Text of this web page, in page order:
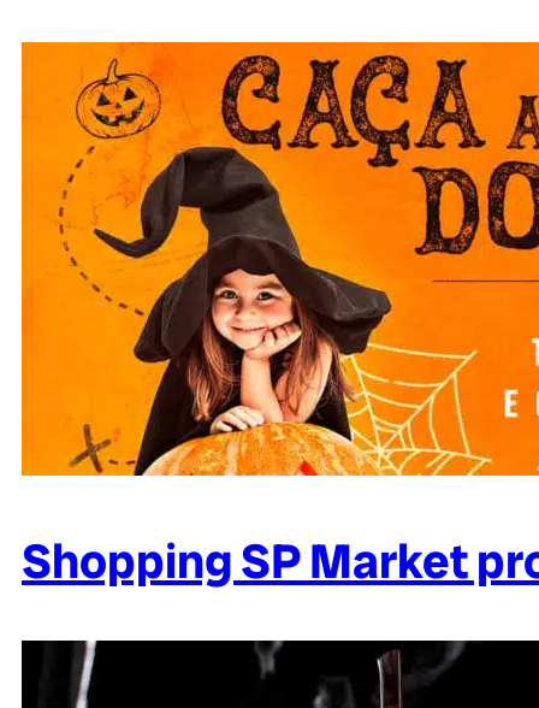
Shopping SP Market